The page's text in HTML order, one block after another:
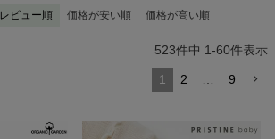
レビュー順 価格が安い順 価格が高い順
523件中 1-60件表示
1 2 9